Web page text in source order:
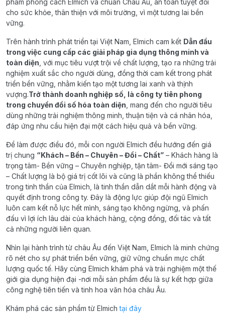
phẩm phong cách Elmich và chuẩn Châu Âu, an toàn tuyệt đối
cho sức khỏe, thân thiện với môi trường, vì một tương lai bền
vững.
Trên hành trình phát triển tại Việt Nam, Elmich cam kết Dẫn đầu
trong việc cung cấp các giải pháp gia dụng thông minh và
toàn diện , với mục tiêu vượt trội về chất lượng, tạo ra những trải
nghiệm xuất sắc cho người dùng, đồng thời cam kết trong phát
triển bền vững, nhằm kiến tạo một tương lai xanh và thịnh
vượng.Trở thành doanh nghiệp số, là công ty tiên phong
trong chuyển đổi số hóa toàn diện , mang đến cho người tiêu
dùng những trải nghiệm thông minh, thuận tiện và cá nhân hóa,
đáp ứng nhu cầu hiện đại một cách hiệu quả và bền vững.
Để làm được điều đó, mỗi con người Elmich đều hướng đến giá
trị chung “Khách – Bền – Chuyên – Đổi – Chất” – Khách hàng là
trọng tâm- Bền vững – Chuyên nghiệp, tận tâm- Đổi mới sáng tạo
– Chất lượng là bộ giá trị cốt lõi và cũng là phần không thể thiếu
trong tinh thần của Elmich, là tinh thần dẫn dắt mỗi hành động và
quyết định trong công ty. Đây là động lực giúp đội ngũ Elmich
luôn cam kết nỗ lực hết mình, sáng tạo không ngừng, và phấn
đấu vì lợi ích lâu dài của khách hàng, cộng đồng, đối tác và tất
cả những người liên quan.
Nhìn lại hành trình từ châu Âu đến Việt Nam, Elmich là minh chứng
rõ nét cho sự phát triển bền vững, giữ vững chuẩn mực chất
lượng quốc tế. Hãy cùng Elmich khám phá và trải nghiệm một thế
giới gia dụng hiện đại -nơi mỗi sản phẩm đều là sự kết hợp giữa
công nghệ tiên tiến và tinh hoa văn hóa châu Âu.
Khám phá các sản phẩm từ Elmichtại đây